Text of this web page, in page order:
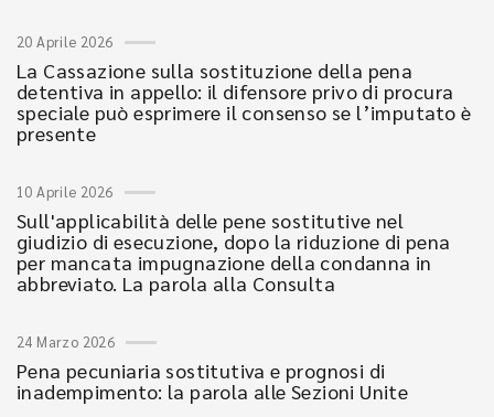
20 Aprile 2026
La Cassazione sulla sostituzione della pena
detentiva in appello: il difensore privo di procura
speciale può esprimere il consenso se l’imputato è
presente
10 Aprile 2026
Sull'applicabilità delle pene sostitutive nel
giudizio di esecuzione, dopo la riduzione di pena
per mancata impugnazione della condanna in
abbreviato. La parola alla Consulta
24 Marzo 2026
Pena pecuniaria sostitutiva e prognosi di
inadempimento: la parola alle Sezioni Unite